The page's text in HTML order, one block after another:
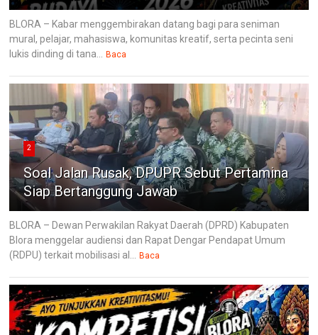
BLORA – Kabar menggembirakan datang bagi para seniman
mural, pelajar, mahasiswa, komunitas kreatif, serta pecinta seni
lukis dinding di tana... Baca
2
Soal Jalan Rusak, DPUPR Sebut Pertamina
Siap Bertanggung Jawab
BLORA – Dewan Perwakilan Rakyat Daerah (DPRD) Kabupaten
Blora menggelar audiensi dan Rapat Dengar Pendapat Umum
(RDPU) terkait mobilisasi al... Baca